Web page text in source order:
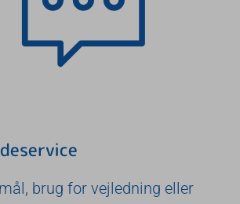
brug for vejledning eller